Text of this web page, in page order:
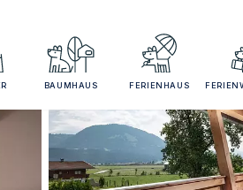
BAUMHAUS FERIENHAUS